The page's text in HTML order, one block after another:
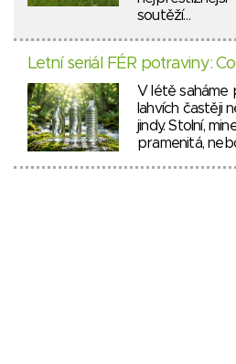
soutěží…
Letní seriál FÉR potraviny:
V létě saháme
lahvích častěji
jindy. Stolní,
pramenitá,